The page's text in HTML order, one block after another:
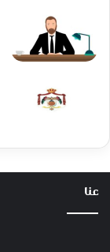
عنا